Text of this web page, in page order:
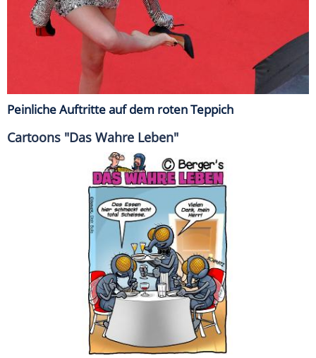
Peinliche Auftritte auf dem roten Teppich
Cartoons "Das Wahre Leben"